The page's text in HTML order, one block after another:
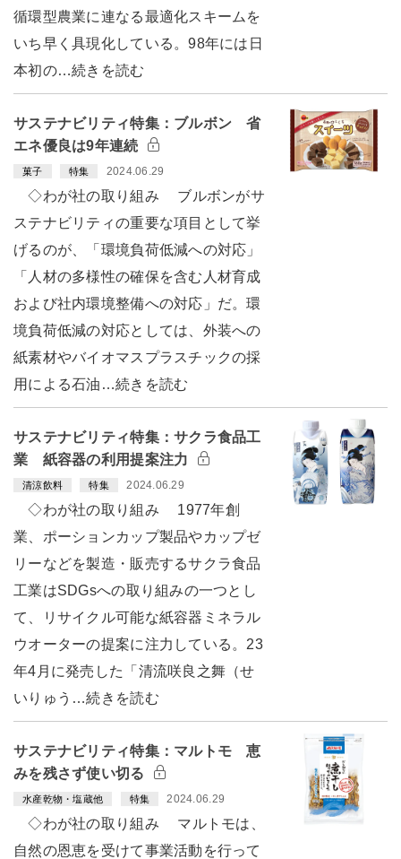
循環型農業に連なる最適化スキームを
いち早く具現化している。98年には日
本初の…続きを読む
サステナビリティ特集：ブルボン 省
エネ優良は9年連続
菓子 特集 2024.06.29
◇わが社の取り組み ブルボンがサ
ステナビリティの重要な項目として挙
げるのが、「環境負荷低減への対応」
「人材の多様性の確保を含む人材育成
および社内環境整備への対応」だ。環
境負荷低減の対応としては、外装への
紙素材やバイオマスプラスチックの採
用による石油…続きを読む
サステナビリティ特集：サクラ食品工
業 紙容器の利用提案注力
清涼飲料 特集 2024.06.29
◇わが社の取り組み 1977年創
業、ポーションカップ製品やカップゼ
リーなどを製造・販売するサクラ食品
工業はSDGsへの取り組みの一つとし
て、リサイクル可能な紙容器ミネラル
ウオーターの提案に注力している。23
年4月に発売した「清流咲良之舞（せ
いりゅう…続きを読む
サステナビリティ特集：マルトモ 恵
みを残さず使い切る
水産乾物・塩蔵他 特集 2024.06.29
◇わが社の取り組み マルトモは、
自然の恩恵を受けて事業活動を行って